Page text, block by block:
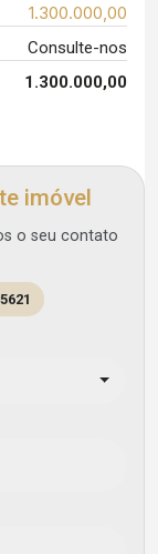
1.300.000,00
Consulte-nos
1.300.000,00
imóvel
o seu contato